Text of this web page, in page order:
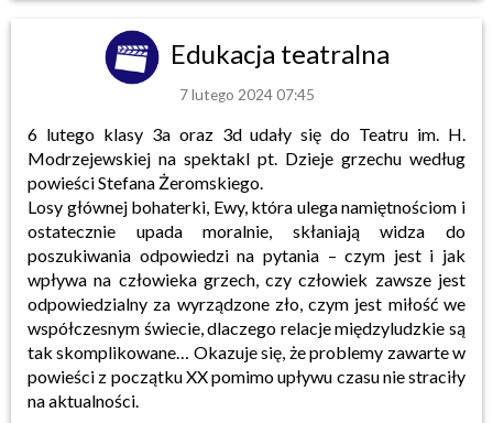
Edukacja teatralna
7 lutego 2024 07:45
6 lutego klasy 3a oraz 3d udały się do Teatru im. H.
Modrzejewskiej na spektakl pt. Dzieje grzechu według
powieści Stefana Żeromskiego.
Losy głównej bohaterki, Ewy, która ulega namiętnościom i
ostatecznie upada moralnie, skłaniają widza do
poszukiwania odpowiedzi na pytania – czym jest i jak
wpływa na człowieka grzech, czy człowiek zawsze jest
odpowiedzialny za wyrządzone zło, czym jest miłość we
współczesnym świecie, dlaczego relacje międzyludzkie są
tak skomplikowane… Okazuje się, że problemy zawarte w
powieści z początku XX pomimo upływu czasu nie straciły
na aktualności.